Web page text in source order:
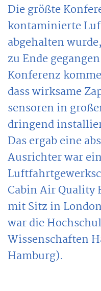
Die größte
kontaminierte
abgehalten
zu Ende
Konferenz
dass wirksame
sensoren in
dringend
Das ergab eine
Ausrichter war
Cabin Air Quality
mit Sitz in
war die
Wissenschaften
Hamburg).